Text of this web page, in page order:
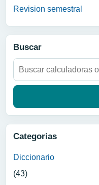
Revision semestral
Buscar
Buscar:
Categorias
Diccionario
(43)